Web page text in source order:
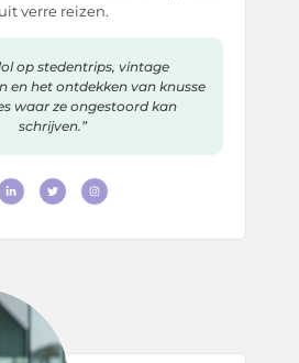
uit verre reizen.
op stedentrips, vintage
en het ontdekken van knusse
waar ze ongestoord kan
schrijven.”